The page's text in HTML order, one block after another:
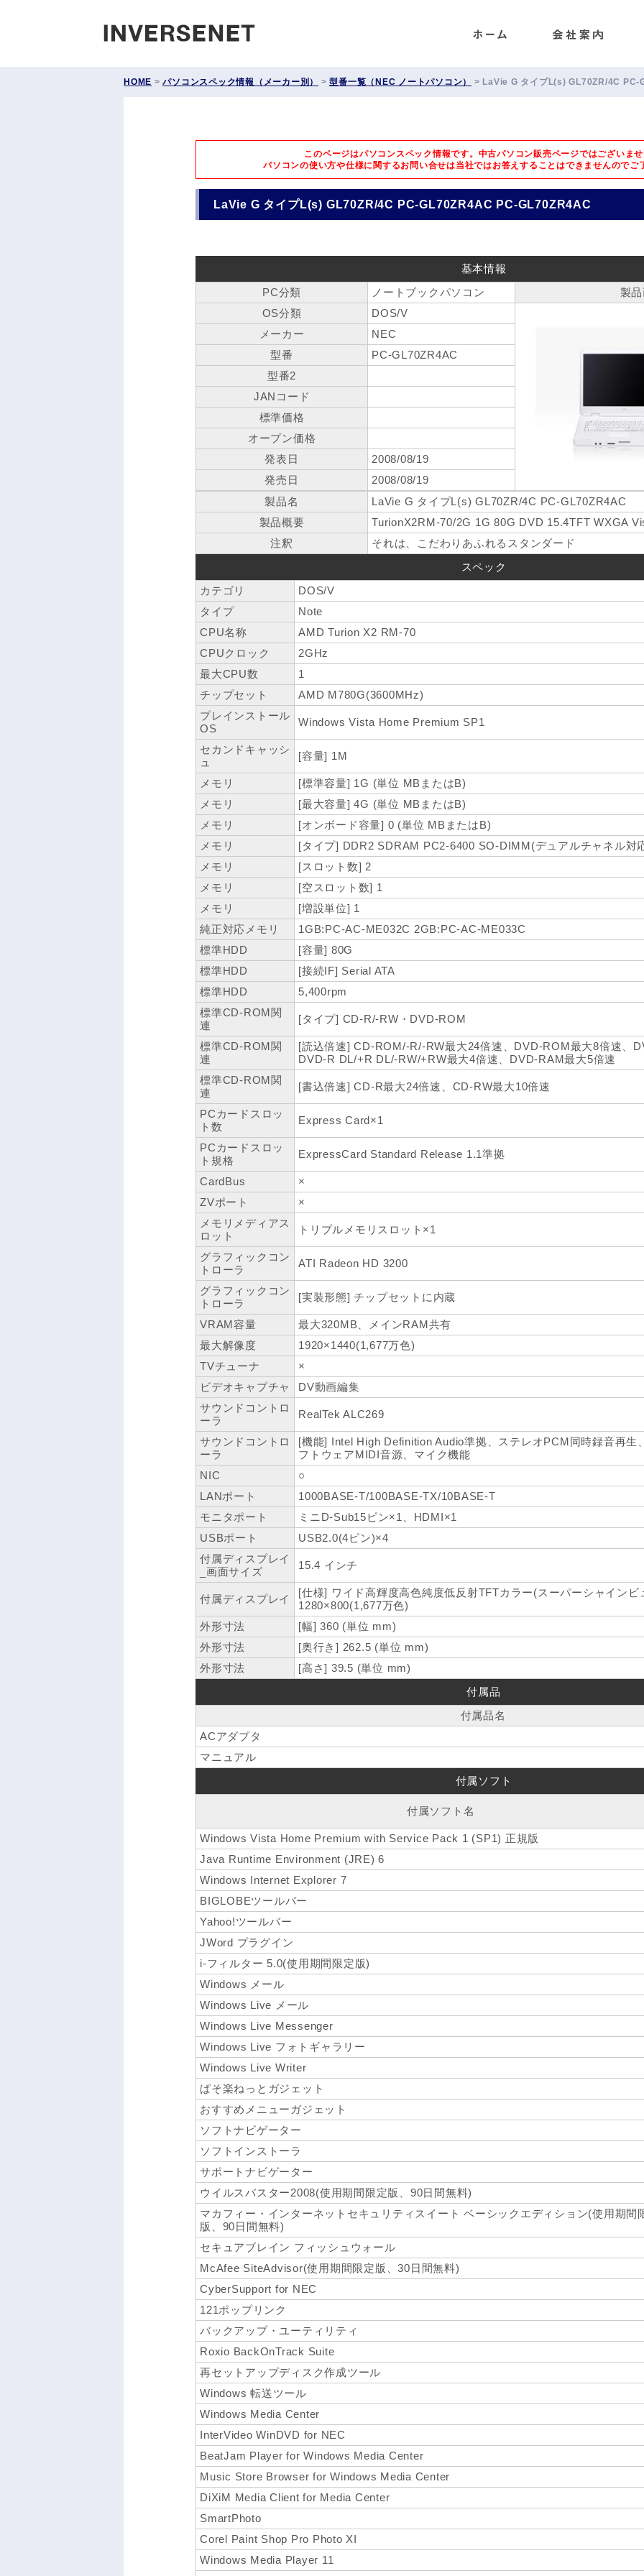
HOME >パソコンスペック情報（メーカー別） >型番一覧（NEC ノートパソコン） > LaVie G タイプL(s) GL70ZR/4C
このページはパソコンスペック情報です。中古パソコン販売ページではございま
パソコンの使い方や仕様に関するお問い合せは当社ではお答えすることはできませんのでご
LaVie G タイプL(s) GL70ZR/4C PC-GL70ZR4AC PC-GL70ZR4AC
基本情報
PC分類
ノートブックパソコン
製
OS分類
DOS/V
メーカー
NEC
型番
PC-GL70ZR4AC
型番2
JANコード
標準価格
オープン価格
発表日
2008/08/19
発売日
2008/08/19
製品名
LaVie G タイプL(s) GL70ZR/4C PC-GL70ZR4AC
製品概要
TurionX2RM-70/2G 1G 80G DVD 15.4TFT WXGA
注釈
それは、こだわりあふれるスタンダード
スペック
カテゴリ
DOS/V
タイプ
Note
CPU名称
AMD Turion X2 RM-70
CPUクロック
2GHz
最大CPU数
1
チップセット
AMD M780G(3600MHz)
プレインストール
OS
Windows Vista Home Premium SP1
セカンドキャッシ
ュ
[容量] 1M
メモリ
[標準容量] 1G (単位 MBまたはB)
メモリ
[最大容量] 4G (単位 MBまたはB)
メモリ
[オンボード容量] 0 (単位 MBまたはB)
メモリ
[タイプ] DDR2 SDRAM PC2-6400 SO-DIMM(デュアルチャネル対
メモリ
[スロット数] 2
メモリ
[空スロット数] 1
メモリ
[増設単位] 1
純正対応メモリ
1GB:PC-AC-ME032C 2GB:PC-AC-ME033C
標準HDD
[容量] 80G
標準HDD
[接続IF] Serial ATA
標準HDD
5,400rpm
標準CD-ROM関
連
[タイプ] CD-R/-RW・DVD-ROM
標準CD-ROM関
連
[読込倍速] CD-ROM/-R/-RW最大24倍速、DVD-ROM最大8倍速、
DVD-R DL/+R DL/-RW/+RW最大4倍速、DVD-RAM最大5倍速
標準CD-ROM関
連
[書込倍速] CD-R最大24倍速、CD-RW最大10倍速
PCカードスロッ
ト数
Express Card×1
PCカードスロッ
ト規格
ExpressCard Standard Release 1.1準拠
CardBus
×
ZVポート
×
メモリメディアス
ロット
トリプルメモリスロット×1
グラフィックコン
トローラ
ATI Radeon HD 3200
グラフィックコン
トローラ
[実装形態] チップセットに内蔵
VRAM容量
最大320MB、メインRAM共有
最大解像度
1920×1440(1,677万色)
TVチューナ
×
ビデオキャプチャ
DV動画編集
サウンドコントロ
ーラ
RealTek ALC269
サウンドコントロ
ーラ
[機能] Intel High Definition Audio準拠、ステレオPCM同時録音再生
フトウェアMIDI音源、マイク機能
NIC
○
LANポート
1000BASE-T/100BASE-TX/10BASE-T
モニタポート
ミニD-Sub15ピン×1、HDMI×1
USBポート
USB2.0(4ピン)×4
付属ディスプレイ
_画面サイズ
15.4 インチ
付属ディスプレイ
[仕様] ワイド高輝度高色純度低反射TFTカラー(スーパーシャイン
1280×800(1,677万色)
外形寸法
[幅] 360 (単位 mm)
外形寸法
[奥行き] 262.5 (単位 mm)
外形寸法
[高さ] 39.5 (単位 mm)
付属品
付属品名
ACアダプタ
マニュアル
付属ソフト
付属ソフト名
Windows Vista Home Premium with Service Pack 1 (SP1) 正規版
Java Runtime Environment (JRE) 6
Windows Internet Explorer 7
BIGLOBEツールバー
Yahoo!ツールバー
JWord プラグイン
i-フィルター 5.0(使用期間限定版)
Windows メール
Windows Live メール
Windows Live Messenger
Windows Live フォトギャラリー
Windows Live Writer
ぱそ楽ねっとガジェット
おすすめメニューガジェット
ソフトナビゲーター
ソフトインストーラ
サポートナビゲーター
ウイルスバスター2008(使用期間限定版、90日間無料)
マカフィー・インターネットセキュリティスイート ベーシックエディション(使用期間
版、90日間無料)
セキュアブレイン フィッシュウォール
McAfee SiteAdvisor(使用期間限定版、30日間無料)
CyberSupport for NEC
121ポップリンク
バックアップ・ユーティリティ
Roxio BackOnTrack Suite
再セットアップディスク作成ツール
Windows 転送ツール
Windows Media Center
InterVideo WinDVD for NEC
BeatJam Player for Windows Media Center
Music Store Browser for Windows Media Center
DiXiM Media Client for Media Center
SmartPhoto
Corel Paint Shop Pro Photo XI
Windows Media Player 11